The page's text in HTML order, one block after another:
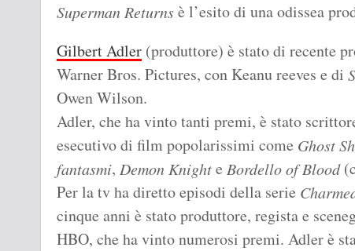
Superman Returnsè l’esito di una odissea
Gilbert Adler (produttore) è stato di recente
Warner Bros. Pictures, con Keanu reeves e di
Owen Wilson.
Adler, che ha vinto tanti premi, è stato
esecutivo di film popolarissimi come Ghost
fantasmi, Demon Knighte Bordello of Blood
Per la tv ha diretto episodi della serie
cinque anni è stato produttore, regista e
HBO, che ha vinto numerosi premi. Adler è